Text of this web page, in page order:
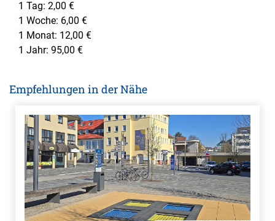
1 Tag: 2,00 €
1 Woche: 6,00 €
1 Monat: 12,00 €
1 Jahr: 95,00 €
Empfehlungen in der Nähe